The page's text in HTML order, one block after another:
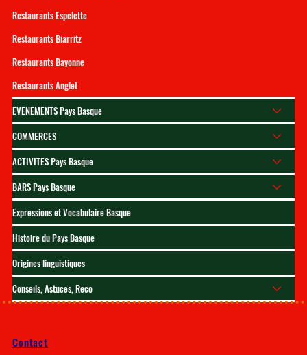
Restaurants Espelette
Restaurants Biarritz
Restaurants Bayonne
Restaurants Anglet
EVENEMENTS Pays Basque
COMMERCES
ACTIVITES Pays Basque
BARS Pays Basque
Expressions et Vocabulaire Basque
Histoire du Pays Basque
Origines linguistiques
Conseils, Astuces, Reco
Contact